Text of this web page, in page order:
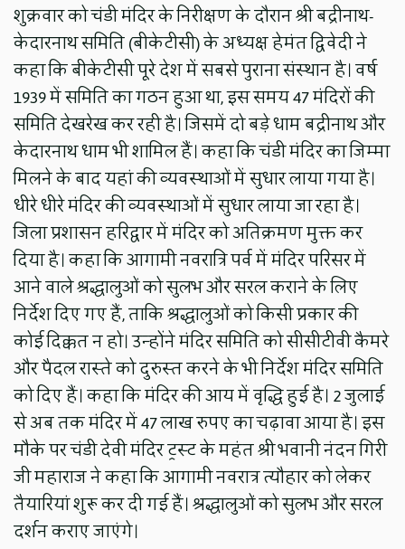
शुक्रवार को चंडी मंदिर के निरीक्षण के दौरान श्री बद्रीनाथ-
केदारनाथ समिति (बीकेटीसी) के अध्यक्ष हेमंत द्विवेदी ने
कहा कि बीकेटीसी पूरे देश में सबसे पुराना संस्थान है। वर्ष
1939 में समिति का गठन हुआ था, इस समय 47 मंदिरों की
समिति देखरेख कर रही है। जिसमें दो बड़े धाम बद्रीनाथ और
केदारनाथ धाम भी शामिल हैं। कहा कि चंडी मंदिर का जिम्मा
मिलने के बाद यहां की व्यवस्थाओं में सुधार लाया गया है।
धीरे धीरे मंदिर की व्यवस्थाओं में सुधार लाया जा रहा है।
जिला प्रशासन हरिद्वार में मंदिर को अतिक्रमण मुक्त कर
दिया है। कहा कि आगामी नवरात्रि पर्व में मंदिर परिसर में
आने वाले श्रद्धालुओं को सुलभ और सरल कराने के लिए
निर्देश दिए गए हैं, ताकि श्रद्धालुओं को किसी प्रकार की
कोई दिक्कत न हो। उन्होंने मंदिर समिति को सीसीटीवी कैमरे
और पैदल रास्ते को दुरुस्त करने के भी निर्देश मंदिर समिति
को दिए हैं। कहा कि मंदिर की आय में वृद्धि हुई है। 2 जुलाई
से अब तक मंदिर में 47 लाख रुपए का चढ़ावा आया है। इस
मौके पर चंडी देवी मंदिर ट्रस्ट के महंत श्री भवानी नंदन गिरी
जी महाराज ने कहा कि आगामी नवरात्र त्यौहार को लेकर
तैयारियां शुरू कर दी गई हैं। श्रद्धालुओं को सुलभ और सरल
दर्शन कराए जाएंगे।